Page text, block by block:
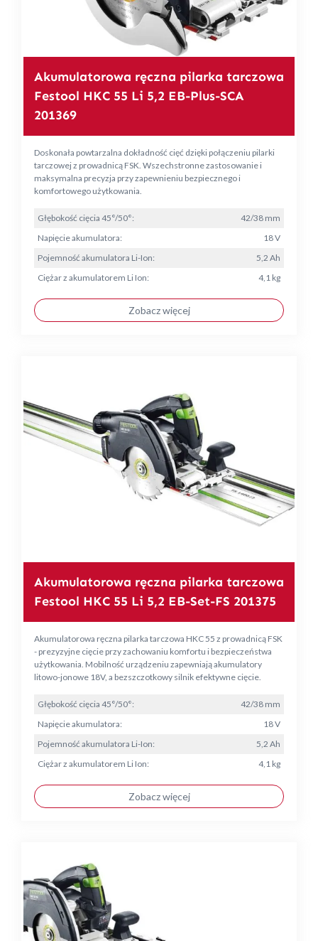
Akumulatorowa ręczna pilarka tarczowa
Festool HKC 55 Li 5,2 EB-Plus-SCA
201369
Doskonała powtarzalna dokładność cięć dzięki połączeniu pilarki
tarczowej z prowadnicą FSK. Wszechstronne zastosowanie i
maksymalna precyzja przy zapewnieniu bezpiecznego i
komfortowego użytkowania.
Głębokość cięcia 45°/50°:
42/38 mm
Napięcie akumulatora:
18 V
Pojemność akumulatora Li-Ion:
5,2 Ah
Ciężar z akumulatorem Li Ion:
4,1 kg
Zobacz więcej
Akumulatorowa ręczna pilarka tarczowa
Festool HKC 55 Li 5,2 EB-Set-FS 201375
Akumulatorowa ręczna pilarka tarczowa HKC 55 z prowadnicą FSK
- prezyzyjne cięcie przy zachowaniu komfortu i bezpieczeństwa
użytkowania. Mobilność urządzeniu zapewniają akumulatory
litowo-jonowe 18V, a bezszczotkowy silnik efektywne cięcie.
Głębokość cięcia 45°/50°:
42/38 mm
Napięcie akumulatora:
18 V
Pojemność akumulatora Li-Ion:
5,2 Ah
Ciężar z akumulatorem Li Ion:
4,1 kg
Zobacz więcej